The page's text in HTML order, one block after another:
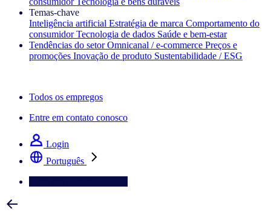
Temas‑chave
Inteligência artificial Estratégia de marca Comportamento do
consumidor Tecnologia de dados Saúde e bem‑estar
Tendências do setor Omnicanal / e‑commerce Preços e
promoções Inovação de produto Sustentabilidade / ESG
Todos os empregos
Entre em contato conosco
Login
Português